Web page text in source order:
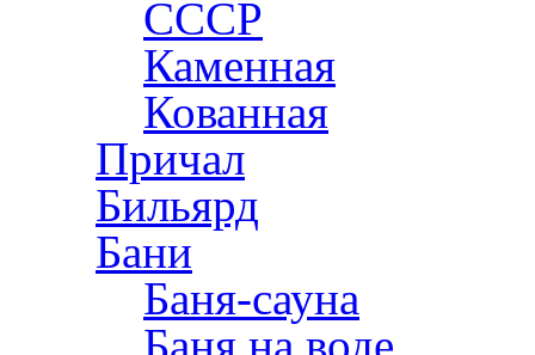
СССР
Каменная
Кованная
Причал
Бильярд
Бани
Баня-сауна